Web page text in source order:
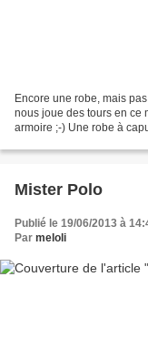
Encore une robe, mais
nous joue des tours en ce
armoire ;-) Une robe à
Mister Polo
Publié le 19/06/2013 à
Par meloli